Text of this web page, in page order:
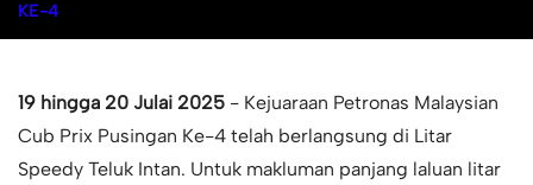
KE-4
19 hingga 20 Julai 2025 - Kejuaraan Petronas Malaysian
Cub Prix Pusingan Ke-4 telah berlangsung di Litar
Speedy Teluk Intan. Untuk makluman panjang laluan litar